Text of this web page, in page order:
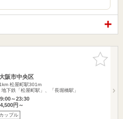
お気に入
りに追加
阪市中央区
松屋町駅301m
下鉄「松屋町駅」、「長堀橋駅」
～23:30
円～
カップル